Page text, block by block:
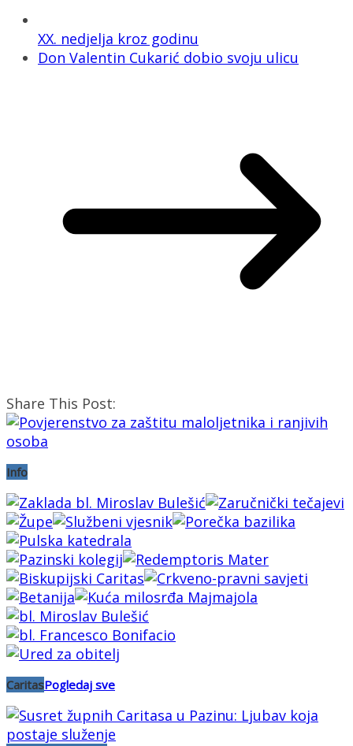
XX. nedjelja kroz godinu
Don Valentin Cukarić dobio svoju ulicu
Share This Post:
Info
CaritasPogledaj sve